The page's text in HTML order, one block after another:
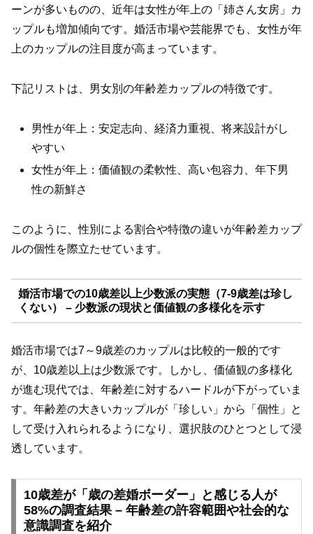
ーンが多いものの、近年は女性が年上の「姉さん女房」カ
ップルも増加傾向です。婚活市場や芸能界でも、女性が年
上のカップルの注目度が高まっています。
下記リストは、男女別の年齢差カップルの特徴です。
男性が年上：安定志向、経済力重視、将来設計がし
やすい
女性が年上：価値観の柔軟性、高い包容力、年下男
性の新鮮さ
このように、性別による割合や特徴の違いが年齢差カップ
ルの個性を際立たせています。
婚活市場での10歳差以上少数派の実態（7-9歳差は珍し
くない） – 少数派の現状と価値観の多様化を示す
婚活市場では7～9歳差のカップルは比較的一般的です
が、10歳差以上は少数派です。しかし、価値観の多様化
が進む現代では、年齢差に対するハードルが下がっていま
す。年齢差の大きいカップルが「珍しい」から「個性」と
して受け入れられるようになり、選択肢のひとつとして浸
透しています。
10歳差が「歳の差婚ボーダー」と感じる人が
58%の調査結果 – 年齢差の許容範囲や社会的な
意識調査を紹介